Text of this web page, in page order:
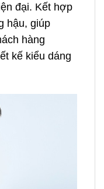
đại. Kết hợp
hậu, giúp
hàng
kế kiểu dáng